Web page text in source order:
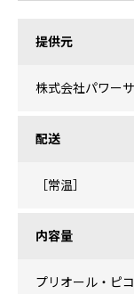
提供元
株式会社パワー
配送
［常温］
内容量
プリオール・ピ